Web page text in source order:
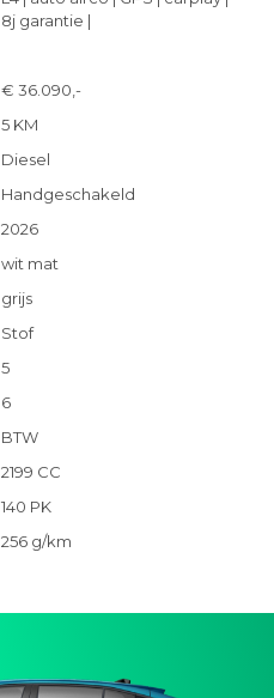
8j garantie |
€ 36.090,-
5 KM
Diesel
Handgeschakeld
2026
wit mat
grijs
Stof
5
6
BTW
2199 CC
140 PK
256 g/km